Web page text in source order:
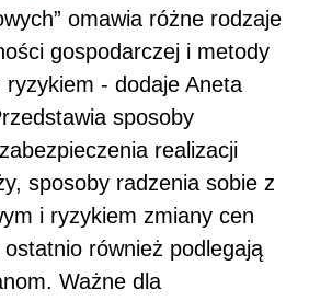
omawia różne rodzaje
gospodarczej i metody
- dodaje Aneta
sposoby
realizacji
sposoby radzenia sobie z
i ryzykiem zmiany cen
również podlegają
Ważne dla